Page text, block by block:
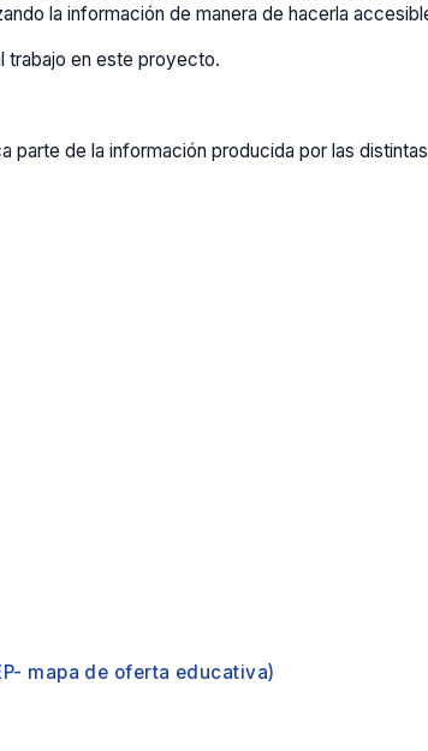
la información de manera de hacerla
trabajo en este proyecto.
de la información producida por las
mapa de oferta educativa)